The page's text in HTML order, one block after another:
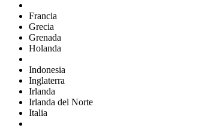
Francia
Grecia
Grenada
Holanda
Indonesia
Inglaterra
Irlanda
Irlanda del Norte
Italia